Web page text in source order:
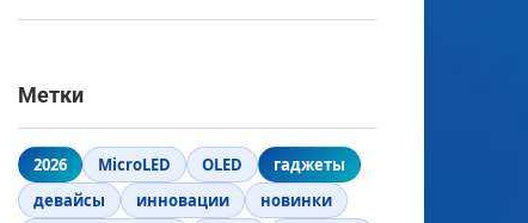
Метки
2026 MicroLED OLED
гаджеты
девайсы
инновации
новинки